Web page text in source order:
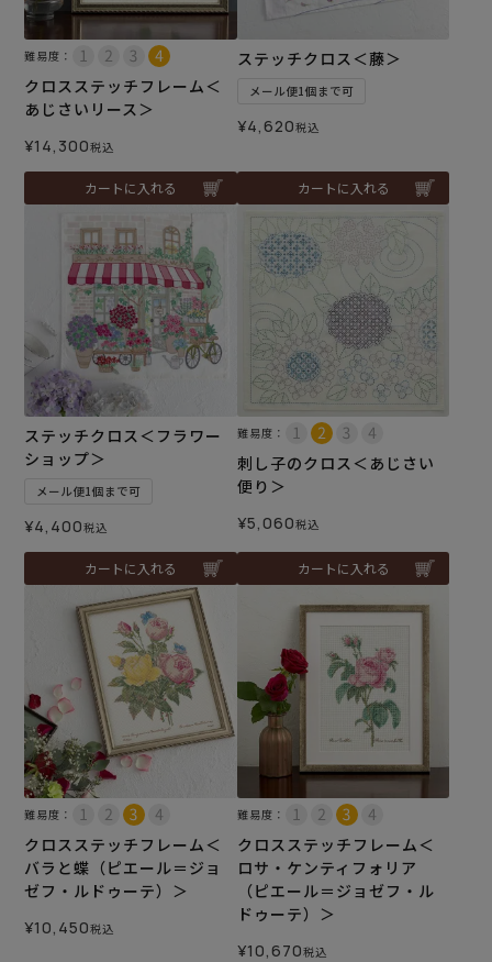
難易度：
クロスステッチフレーム＜
あじさいリース＞
¥14,300税込
カートに入れる
ステッチクロス＜藤＞
メール便1個まで可
¥4,620税込
カートに入れる
ステッチクロス＜フラワー
ショップ＞
メール便1個まで可
¥4,400税込
カートに入れる
難易度：
刺し子のクロス＜あじさい
便り＞
¥5,060税込
カートに入れる
難易度：
クロスステッチフレーム＜
バラと蝶（ピエール＝ジョ
ゼフ・ルドゥーテ）＞
¥10,450税込
難易度：
クロスステッチフレーム＜
ロサ・ケンティフォリア
（ピエール＝ジョゼフ・ル
ドゥーテ）＞
¥10,670税込